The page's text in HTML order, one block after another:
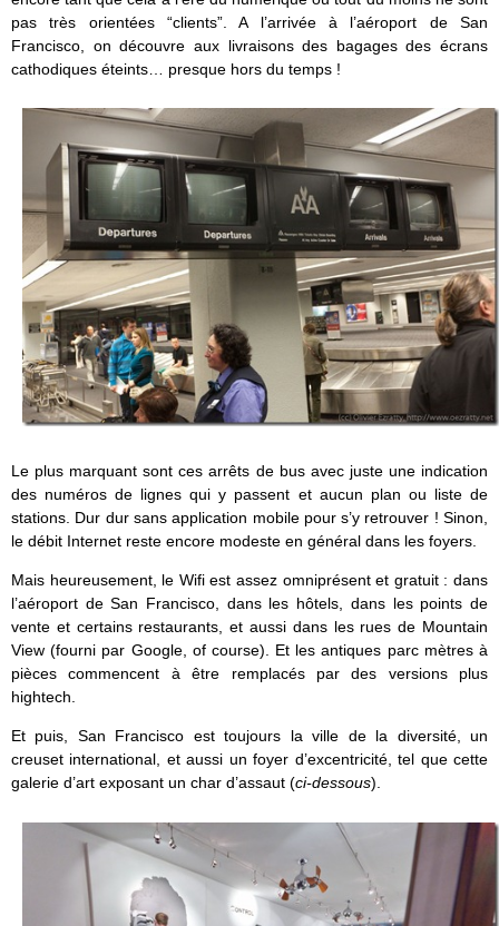
pas très orientées “clients”. A l’arrivée à l’aéroport de San
Francisco, on découvre aux livraisons des bagages des écrans
cathodiques éteints… presque hors du temps !
Le plus marquant sont ces arrêts de bus avec juste une indication
des numéros de lignes qui y passent et aucun plan ou liste de
stations. Dur dur sans application mobile pour s’y retrouver ! Sinon,
le débit Internet reste encore modeste en général dans les foyers.
Mais heureusement, le Wifi est assez omniprésent et gratuit : dans
l’aéroport de San Francisco, dans les hôtels, dans les points de
vente et certains restaurants, et aussi dans les rues de Mountain
View (fourni par Google, of course). Et les antiques parc mètres à
pièces commencent à être remplacés par des versions plus
hightech.
Et puis, San Francisco est toujours la ville de la diversité, un
creuset international, et aussi un foyer d’excentricité, tel que cette
galerie d’art exposant un char d’assaut (ci-dessous).